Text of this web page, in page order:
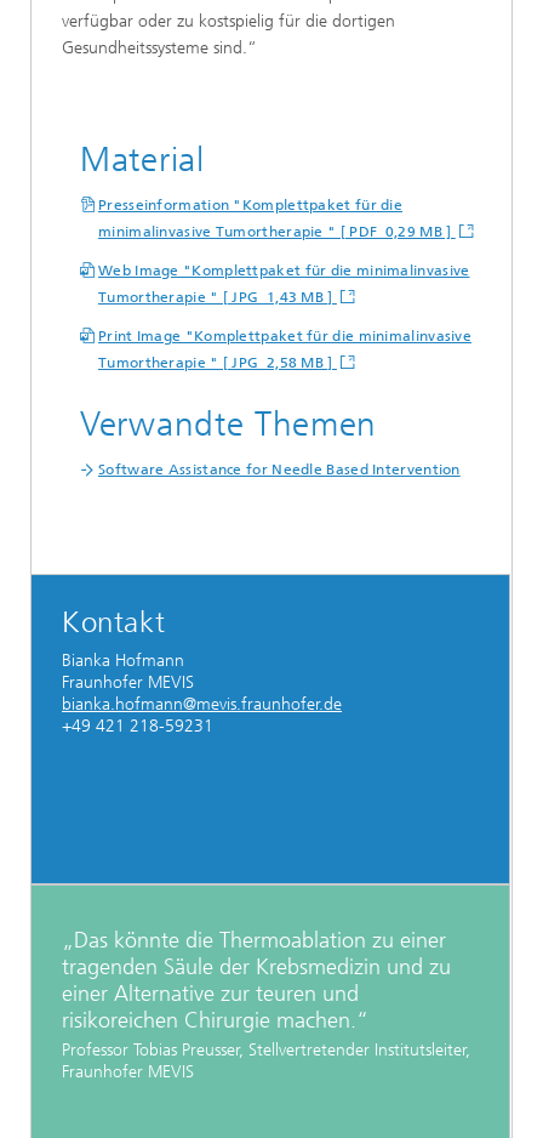
verfügbar oder zu kostspielig für die dortigen
Gesundheitssysteme sind.“
Material
Presseinformation "Komplettpaket für die
minimalinvasive Tumortherapie " [ PDF 0,29 MB ]
Web Image "Komplettpaket für die minimalinvasive
Tumortherapie " [ JPG 1,43 MB ]
Print Image "Komplettpaket für die minimalinvasive
Tumortherapie " [ JPG 2,58 MB ]
Verwandte Themen
Software Assistance for Needle Based Intervention
Kontakt
Bianka Hofmann
Fraunhofer MEVIS
bianka.hofmann@mevis.fraunhofer.de
+49 421 218-59231
„Das könnte die Thermoablation zu einer
tragenden Säule der Krebsmedizin und zu
einer Alternative zur teuren und
risikoreichen Chirurgie machen.“
Professor Tobias Preusser, Stellvertretender Institutsleiter,
Fraunhofer MEVIS